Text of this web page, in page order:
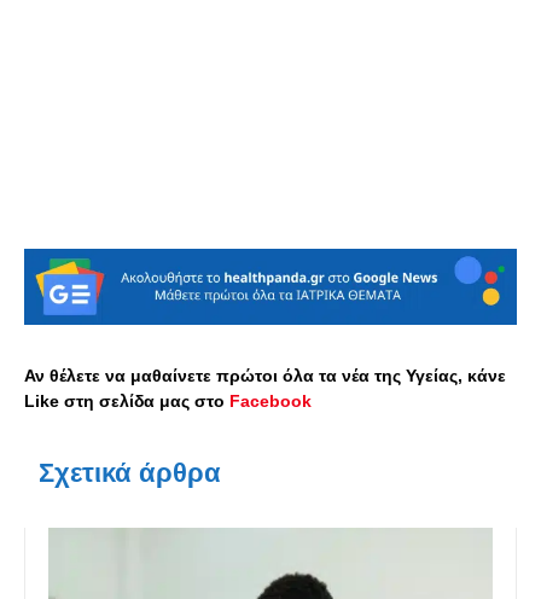
Αν θέλετε να μαθαίνετε πρώτοι όλα τα νέα της Υγείας, κάνε
Like στη σελίδα μας στο Facebook
Σχετικά άρθρα